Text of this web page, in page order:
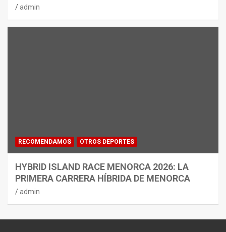
admin
RECOMENDAMOS OTROS DEPORTES
HYBRID ISLAND RACE MENORCA 2026: LA
PRIMERA CARRERA HÍBRIDA DE MENORCA
admin